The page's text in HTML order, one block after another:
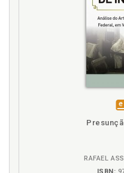
Inquisição.
nos crimes dolosos
Instauração de
Instauração de
competentes, p. 25
Instrução para a
em
RAFAEL